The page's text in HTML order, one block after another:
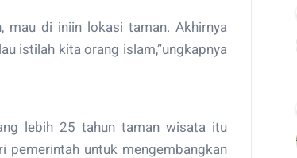
mau di iniin lokasi taman. Akhirnya
istilah kita orang islam,”ungkapnya
lebih 25 tahun taman wisata itu
pemerintah untuk mengembangkan